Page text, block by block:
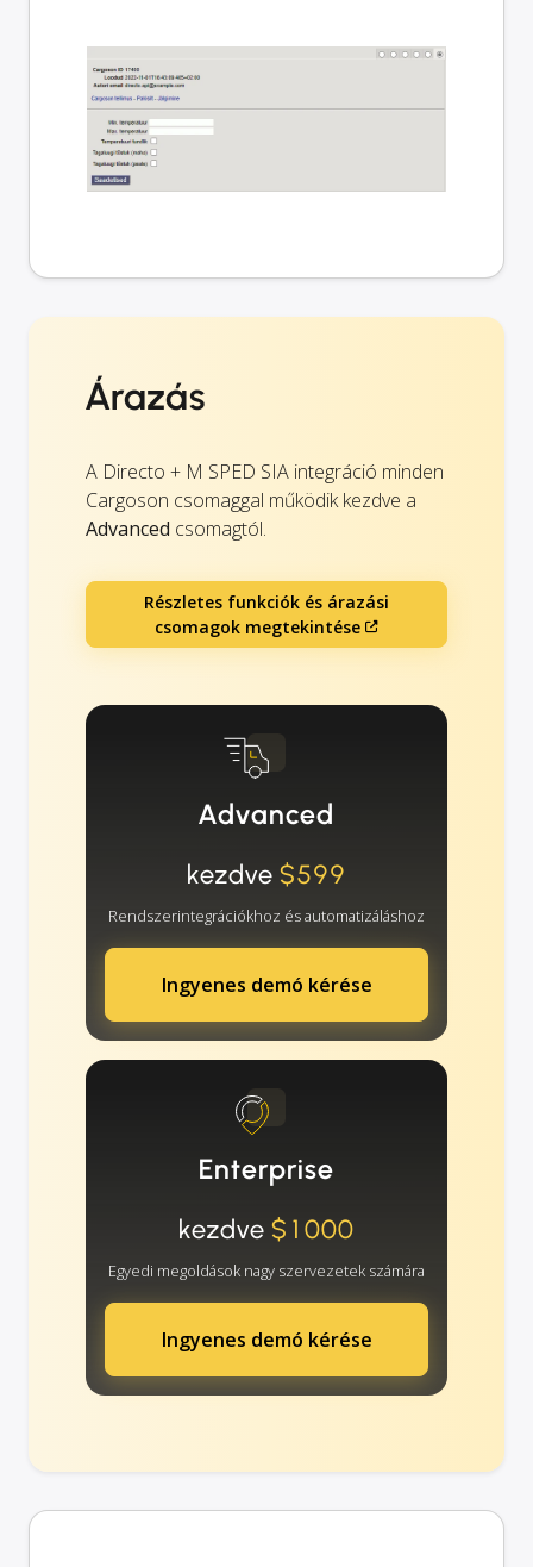
Árazás
A Directo + M SPED SIA integráció minden
Cargoson csomaggal működik kezdve a
Advanced csomagtól.
Részletes funkciók és árazási
csomagok megtekintése
Advanced
kezdve$599
Rendszerintegrációkhoz és automatizáláshoz
Ingyenes demó kérése
Enterprise
kezdve$1000
Egyedi megoldások nagy szervezetek számára
Ingyenes demó kérése